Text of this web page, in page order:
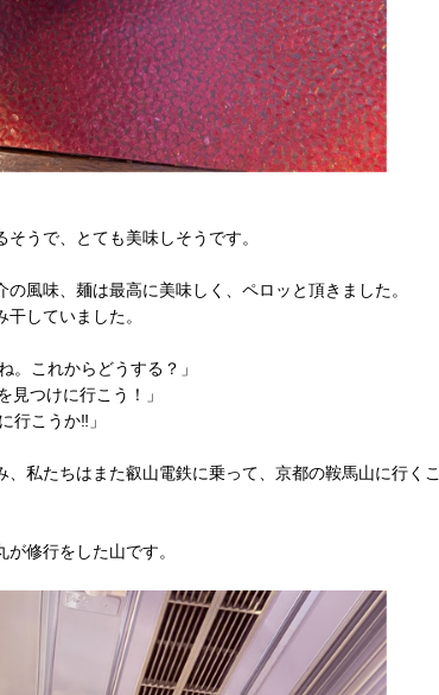
うで、とても美味しそうです。
風味、麺は最高に美味しく、ペロッと頂きました。
していました。
。これからどうする？」
つけに行こう！」
行こうか‼︎」
、私たちはまた叡山電鉄に乗って、京都の鞍馬山に行くこ
修行をした山です。